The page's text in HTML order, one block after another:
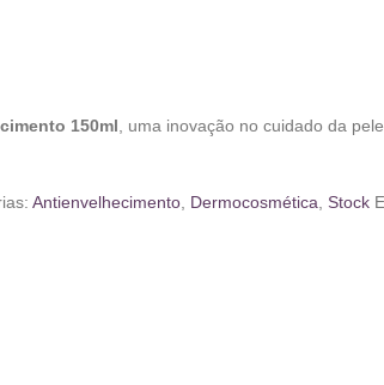
150ml , uma inovação no cuidado da
Antienvelhecimento Dermocosmética Stock